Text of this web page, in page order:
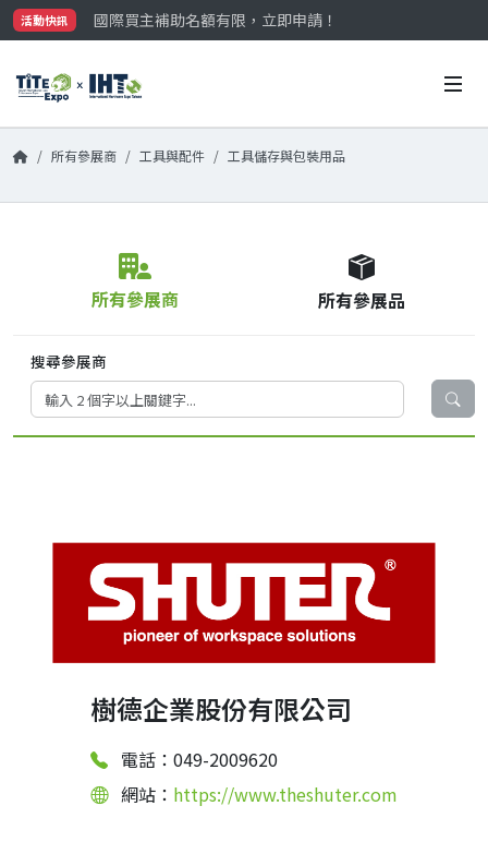
活動快訊
國際買主補助名額有限，立即申請！
參觀門票開放申請中‼️
國際買主補助名額有限，立即申請！
所有參展商 工具與配件 工具儲存與包裝用品
所有參展商 所有參展品
搜尋參展商
樹德企業股份有限公司
電話：049-2009620
網站： https://www.theshuter.com